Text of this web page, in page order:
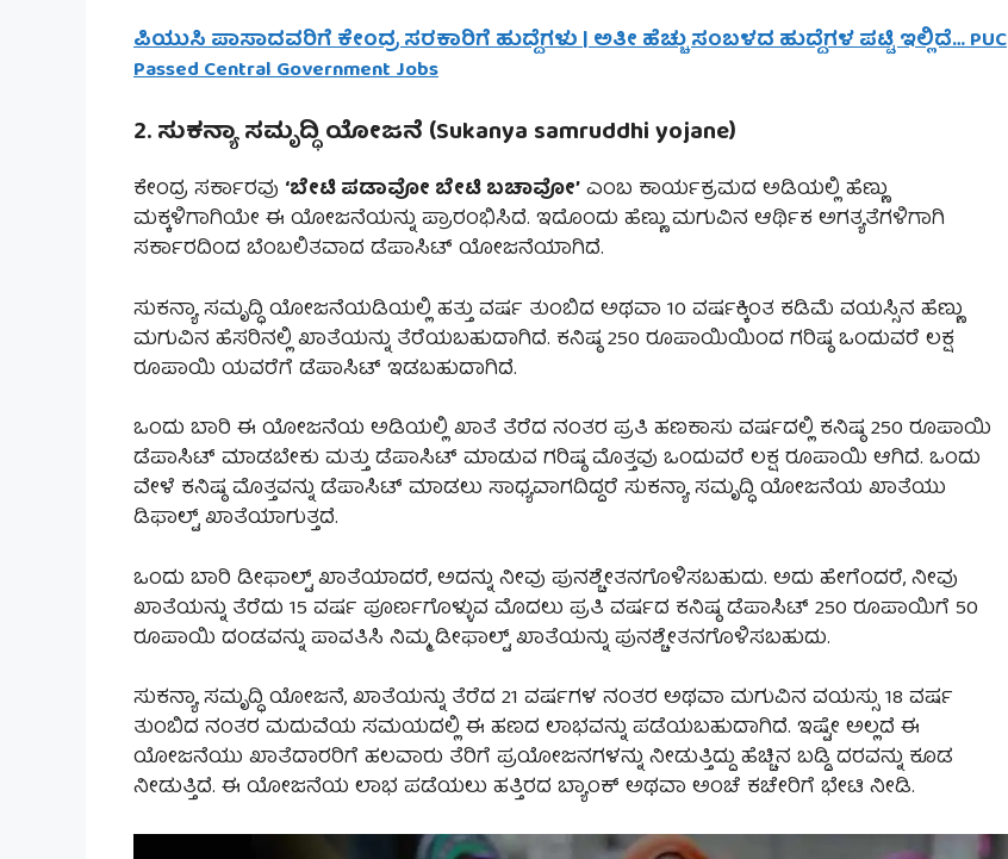
ಪಿಯುಸಿ ಪಾಸಾದವರಿಗೆ ಕೇಂದ್ರ ಸರಕಾರಿಗೆ ಹುದ್ದೆಗಳು | ಅತೀ ಹೆಚ್ಚು ಸಂಬಳದ ಹುದ್ದೆಗಳ ಪಟ್ಟಿ ಇಲ್ಲಿದೆ… PUC
Passed Central Government Jobs
2. ಸುಕನ್ಯಾ ಸಮೃದ್ಧಿ ಯೋಜನೆ (Sukanya samruddhi yojane)
ಕೇಂದ್ರ ಸರ್ಕಾರವು ‘ಬೇಟಿ ಪಡಾವೋ ಬೇಟಿ ಬಚಾವೋ’ಎಂಬ ಕಾರ್ಯಕ್ರಮದ ಅಡಿಯಲ್ಲಿ ಹೆಣ್ಣು
ಮಕ್ಕಳಿಗಾಗಿಯೇ ಈ ಯೋಜನೆಯನ್ನು ಪ್ರಾರಂಭಿಸಿದೆ. ಇದೊಂದು ಹೆಣ್ಣು ಮಗುವಿನ ಆರ್ಥಿಕ ಅಗತ್ಯತೆಗಳಿಗಾಗಿ
ಸರ್ಕಾರದಿಂದ ಬೆಂಬಲಿತವಾದ ಡೆಪಾಸಿಟ್ ಯೋಜನೆಯಾಗಿದೆ.
ಸುಕನ್ಯಾ ಸಮೃದ್ಧಿ ಯೋಜನೆಯಡಿಯಲ್ಲಿ ಹತ್ತು ವರ್ಷ ತುಂಬಿದ ಅಥವಾ 10 ವರ್ಷಕ್ಕಿಂತ ಕಡಿಮೆ ವಯಸ್ಸಿನ ಹೆಣ್ಣು
ಮಗುವಿನ ಹೆಸರಿನಲ್ಲಿ ಖಾತೆಯನ್ನು ತೆರೆಯಬಹುದಾಗಿದೆ. ಕನಿಷ್ಠ 250 ರೂಪಾಯಿಯಿಂದ ಗರಿಷ್ಠ ಒಂದುವರೆ ಲಕ್ಷ
ರೂಪಾಯಿ ಯವರೆಗೆ ಡೆಪಾಸಿಟ್ ಇಡಬಹುದಾಗಿದೆ.
ಒಂದು ಬಾರಿ ಈ ಯೋಜನೆಯ ಅಡಿಯಲ್ಲಿ ಖಾತೆ ತೆರೆದ ನಂತರ ಪ್ರತಿ ಹಣಕಾಸು ವರ್ಷದಲ್ಲಿ ಕನಿಷ್ಠ 250 ರೂಪಾಯಿ
ಡೆಪಾಸಿಟ್ ಮಾಡಬೇಕು ಮತ್ತು ಡೆಪಾಸಿಟ್ ಮಾಡುವ ಗರಿಷ್ಠ ಮೊತ್ತವು ಒಂದುವರೆ ಲಕ್ಷ ರೂಪಾಯಿ ಆಗಿದೆ. ಒಂದು
ವೇಳೆ ಕನಿಷ್ಠ ಮೊತ್ತವನ್ನು ಡೆಪಾಸಿಟ್ ಮಾಡಲು ಸಾಧ್ಯವಾಗದಿದ್ದರೆ ಸುಕನ್ಯಾ ಸಮೃದ್ಧಿ ಯೋಜನೆಯ ಖಾತೆಯು
ಡಿಫಾಲ್ಟ್ ಖಾತೆಯಾಗುತ್ತದೆ.
ಒಂದು ಬಾರಿ ಡೀಫಾಲ್ಟ್ ಖಾತೆಯಾದರೆ, ಅದನ್ನು ನೀವು ಪುನಶ್ಚೇತನಗೊಳಿಸಬಹುದು. ಅದು ಹೇಗೆಂದರೆ, ನೀವು
ಖಾತೆಯನ್ನು ತೆರೆದು 15 ವರ್ಷ ಪೂರ್ಣಗೊಳ್ಳುವ ಮೊದಲು ಪ್ರತಿ ವರ್ಷದ ಕನಿಷ್ಠ ಡೆಪಾಸಿಟ್ 250 ರೂಪಾಯಿಗೆ 50
ರೂಪಾಯಿ ದಂಡವನ್ನು ಪಾವತಿಸಿ ನಿಮ್ಮ ಡೀಫಾಲ್ಟ್ ಖಾತೆಯನ್ನು ಪುನಶ್ಚೇತನಗೊಳಿಸಬಹುದು.
ಸುಕನ್ಯಾ ಸಮೃದ್ಧಿ ಯೋಜನೆ, ಖಾತೆಯನ್ನು ತೆರೆದ 21 ವರ್ಷಗಳ ನಂತರ ಅಥವಾ ಮಗುವಿನ ವಯಸ್ಸು 18 ವರ್ಷ
ತುಂಬಿದ ನಂತರ ಮದುವೆಯ ಸಮಯದಲ್ಲಿ ಈ ಹಣದ ಲಾಭವನ್ನು ಪಡೆಯಬಹುದಾಗಿದೆ. ಇಷ್ಟೇ ಅಲ್ಲದೆ ಈ
ಯೋಜನೆಯು ಖಾತೆದಾರರಿಗೆ ಹಲವಾರು ತೆರಿಗೆ ಪ್ರಯೋಜನಗಳನ್ನು ನೀಡುತ್ತಿದ್ದು ಹೆಚ್ಚಿನ ಬಡ್ಡಿ ದರವನ್ನು ಕೂಡ
ನೀಡುತ್ತಿದೆ. ಈ ಯೋಜನೆಯ ಲಾಭ ಪಡೆಯಲು ಹತ್ತಿರದ ಬ್ಯಾಂಕ್ ಅಥವಾ ಅಂಚೆ ಕಚೇರಿಗೆ ಭೇಟಿ ನೀಡಿ.